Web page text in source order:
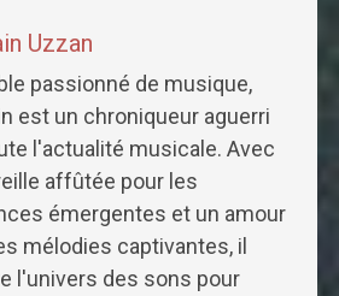
Uzzan
passionné de musique,
est un chroniqueur aguerri
l'actualité musicale. Avec
affûtée pour les
émergentes et un amour
mélodies captivantes, il
l'univers des sons pour